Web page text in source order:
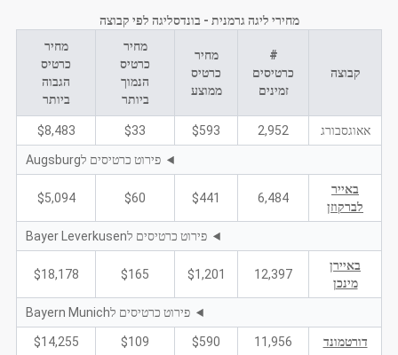
מחירי ליגה גרמנית - בונדסליגה לפי קבוצה
קבוצה
#
כרטיסים
זמינים
מחיר
כרטיס
ממוצע
מחיר
כרטיס
הנמוך
ביותר
מחיר
כרטיס
הגבוה
ביותר
אאוגסבורג 2,952
$593
$33
$8,483
פירוט כרטיסים לAugsburg
באייר
לברקוזן
6,484
$441
$60
$5,094
פירוט כרטיסים לBayer Leverkusen
באיירן
מינכן
12,397
$1,201
$165
$18,178
פירוט כרטיסים לBayern Munich
דורטמונד 11,956
$590
$109
$14,255